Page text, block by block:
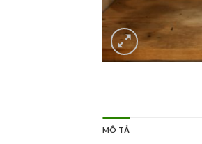
MÔ TẢ